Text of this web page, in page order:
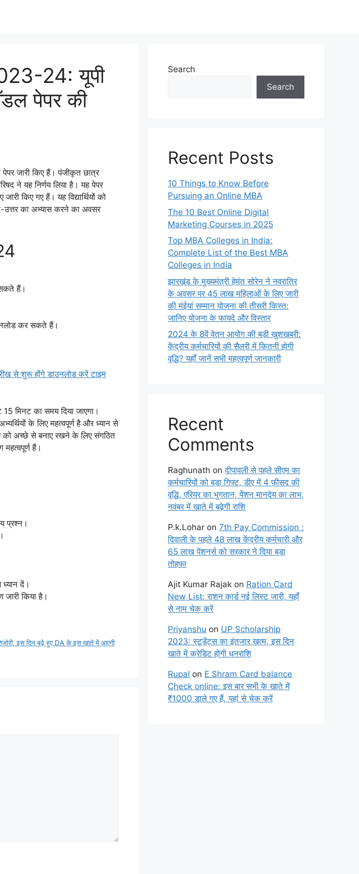
24: यूपी
पेपर की
जारी किए हैं। पंजीकृत छात्र
ने यह निर्णय लिया है। यह पेपर
किए गए हैं। यह विद्यार्थियों को
उत्तर का अभ्यास करने का अवसर
हैं।
कर सकते हैं।
से शुरू होंगे डाउनलोड करें टाइम
मिनट का समय दिया जाएगा।
के लिए महत्वपूर्ण है और ध्यान से
को अच्छे से बनाए रखने के लिए संगठित
हैं।
प्रश्न।
ध्यान दें।
जारी किया है।
इस दिन बढ़े हुए DA के इस खाते में आएगी
Search
Search
Recent Posts
10 Things to Know Before
Pursuing an Online MBA
The 10 Best Online Digital
Marketing Courses in 2025
Top MBA Colleges in India:
Complete List of the Best MBA
Colleges in India
झारखंड के मुख्यमंत्री हेमंत सोरेन ने नवरात्रि
के अवसर पर 45 लाख महिलाओं के लिए जारी
की मंईयां सम्मान योजना की तीसरी किस्त:
जानिए योजना के फायदे और विस्तार
2024 के 8वें वेतन आयोग की बड़ी खुशखबरी:
केंद्रीय कर्मचारियों की सैलरी में कितनी होगी
वृद्धि? यहाँ जानें सभी महत्वपूर्ण जानकारी
Recent
Comments
Raghunath onदीपावली से पहले सीएम का
कर्मचारियों को बड़ा गिफ्ट, डीए में 4 फीसद की
वृद्धि, एरियर का भुगतान, पेंशन मानदेय का लाभ,
नवंबर में खाते में बढ़ेगी राशि
P.k.Lohar on 7th Pay Commission :
दिवाली के पहले 48 लाख केंद्रीय कर्मचारी और
65 लाख पेंशनर्स को सरकार ने दिया बड़ा
तोहफा
Ajit Kumar Rajak on Ration Card
New List: राशन कार्ड नई लिस्ट जारी, यहाँ
से नाम चेक करें
Priyanshu on UP Scholarship
2023: स्टूडेंट्स का इंतजार खत्म, इस दिन
खाते में क्रेडिट होगी धनराशि
Rupal on E Shram Card balance
Check online: इस बार सभी के खाते में
₹1000 डाले गए हैं, यहां से चेक करें